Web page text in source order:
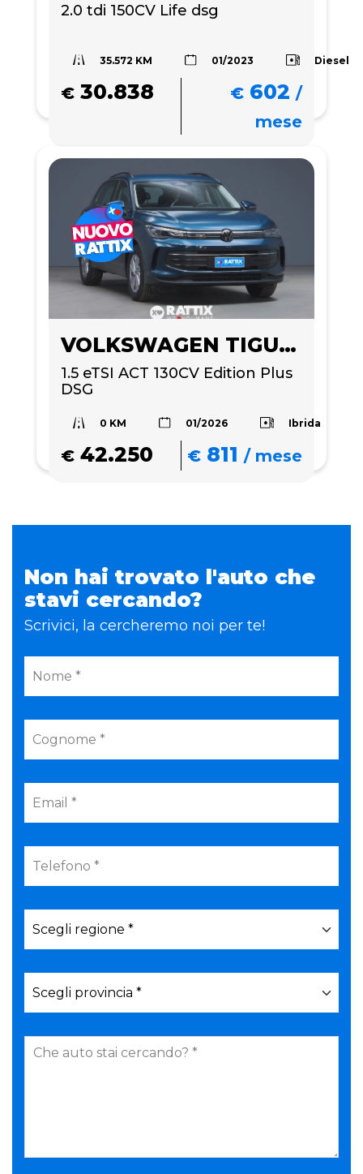
2.0 tdi 150CV Life dsg
35.572 KM 01/2023 Diesel
€ 30.838 € 602 /
mese
VOLKSWAGEN TIGUAN
1.5 eTSI ACT 130CV Edition Plus
DSG
0 KM 01/2026 Ibrida
€ 42.250 € 811 /mese
Non hai trovato l'auto che
stavi cercando?
Scrivici, la cercheremo noi per te!